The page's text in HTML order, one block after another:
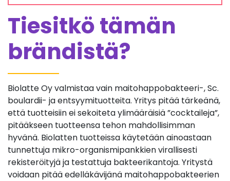
Tiesitkö tämän
brändistä?
Biolatte Oy valmistaa vain maitohappobakteeri-, Sc.
boulardii- ja entsyymituotteita. Yritys pitää tärkeänä,
että tuotteisiin ei sekoiteta ylimääräisiä ”cocktaileja”,
pitääkseen tuotteensa tehon mahdollisimman
hyvänä. Biolatten tuotteissa käytetään ainoastaan
tunnettuja mikro-organismipankkien virallisesti
rekisteröityjä ja testattuja bakteerikantoja. Yritystä
voidaan pitää edelläkävijänä maitohappobakteerien